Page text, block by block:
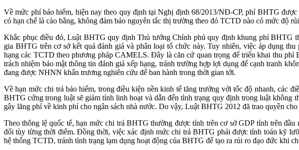
Về mức phí bảo hiểm, hiện nay theo quy định tại Nghị định 68/2013/NĐ-CP, phí BHTG
có hạn chế là cào bằng, không đảm bảo nguyên tắc thị trường theo đó TCTD nào có mức độ
Khắc phục điều đó, Luật BHTG quy định Thủ tướng Chính phủ quy định khung phí
gia BHTG trên cơ sở kết quả đánh giá và phân loại tổ chức này. Tuy nhiên, việc áp dụng
hạng các TCTD theo phương pháp CAMELS. Đây là căn cứ quan trọng để triển khai thu
trách nhiệm bảo mật thông tin đánh giá xếp hạng, tránh trường hợp lợi dụng để cạnh tranh
đang được NHNN khẩn trương nghiên cứu để ban hành trong thời gian tới.
Về hạn mức chi trả bảo hiểm, trong điều kiện nền kinh tế tăng trưởng với tốc độ nhanh, các
BHTG cứng trong luật sẽ giảm tính linh hoạt và dẫn đến tình trạng quy định trong luật
gây lãng phí về kinh phí cho ngân sách nhà nước. Do vậy, Luật BHTG 2012 đã trao quyền
Theo thông lệ quốc tế, hạn mức chi trả BHTG thường được tính trên cơ sở GDP tính trên
đổi tùy từng thời điểm. Đồng thời, việc xác định mức chi trả BHTG phải được tính toán kỹ
hệ thống TCTD, tránh tình trạng lạm dụng hoạt động của BHTG để tạo ra rủi ro đạo đức khi